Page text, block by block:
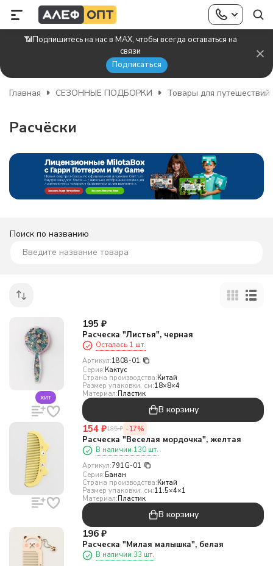
📶Подпишитесь на нас в MAX, чтобы всегда оставаться на
связи
Подписаться
Главная СЕЗОННЫЕ ПОДБОРКИ Товары для путешествий
Расчёски
Поиск по названию
хит
195 ₽
Расческа "Листья", черная
Осталась 1 шт.
Артикул:1808-01
Серия:Кактус
Страна производства:Китай
Размер упаковки, см:18×8×4
Материал:Пластик
В корзину
154 ₽185 ₽ -17%
Расческа "Веселая мордочка", желтая
В наличии 130 шт.
Артикул:791G-01
Серия:Банан
Страна производства:Китай
Размер упаковки, см:11.5×4×1
Материал:Пластик
В корзину
196 ₽
Расческа "Милая малышка", белая
В наличии 33 шт.